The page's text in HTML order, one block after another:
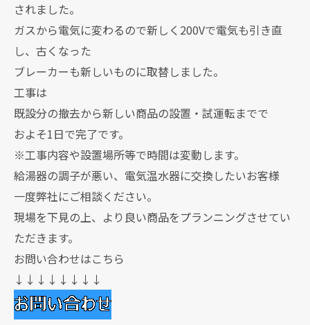
されました。
ガスから電気に変わるので新しく200Vで電気も引き直
し、古くなった
ブレーカーも新しいものに取替しました。
工事は
既設分の撤去から新しい商品の設置・試運転までで
およそ1日で完了です。
※工事内容や設置場所等で時間は変動します。
給湯器の調子が悪い、電気温水器に交換したいお客様
一度弊社にご相談ください。
現場を下見の上、より良い商品をプランニングさせてい
ただきます。
お問い合わせはこちら
↓↓↓↓↓↓↓↓